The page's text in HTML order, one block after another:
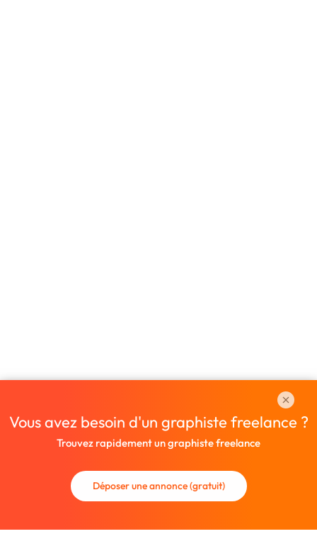
Vous avez besoin d'un graphiste freelance ?
Trouvez rapidement un graphiste freelance
Déposer une annonce (gratuit)